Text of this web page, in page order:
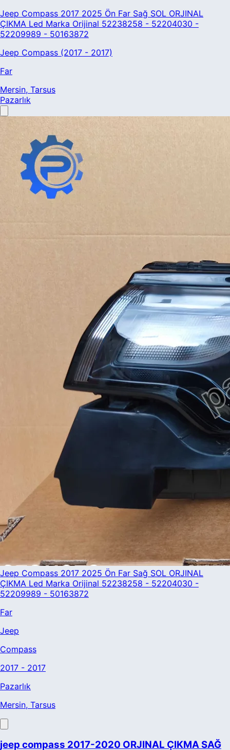
Jeep Compass 2017 2025 Ön Far Sağ SOL ORJINAL
ÇIKMA Led Marka Orijinal 52238258 - 52204030 -
52209989 - 50163872
Jeep Compass (2017 - 2017)
Far
Mersin, Tarsus
Pazarlık
Jeep Compass 2017 2025 Ön Far Sağ SOL ORJINAL
ÇIKMA Led Marka Orijinal 52238258 - 52204030 -
52209989 - 50163872
Far
Jeep
Compass
2017 - 2017
Pazarlık
Mersin, Tarsus
jeep compass 2017-2020 ORJINAL ÇIKMA SAĞ